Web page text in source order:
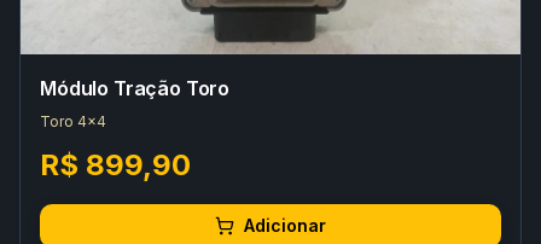
Módulo Tração Toro
Toro 4x4
R$ 899,90
Adicionar